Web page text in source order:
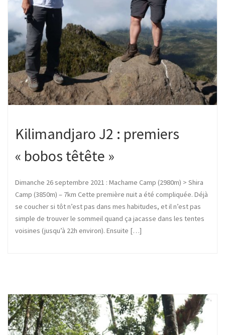
Kilimandjaro J2 : premiers
« bobos têtête »
Dimanche 26 septembre 2021 : Machame Camp (2980m) > Shira
Camp (3850m) – 7km Cette première nuit a été compliquée. Déjà
se coucher si tôt n’est pas dans mes habitudes, et il n’est pas
simple de trouver le sommeil quand ça jacasse dans les tentes
voisines (jusqu’à 22h environ). Ensuite […]